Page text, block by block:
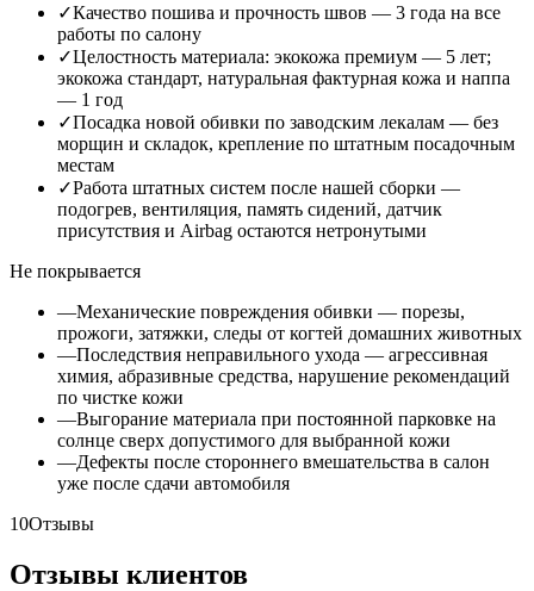
✓Качество пошива и прочность швов — 3 года на все
работы по салону
✓Целостность материала: экокожа премиум — 5 лет;
экокожа стандарт, натуральная фактурная кожа и наппа
— 1 год
✓Посадка новой обивки по заводским лекалам — без
морщин и складок, крепление по штатным посадочным
местам
✓Работа штатных систем после нашей сборки —
подогрев, вентиляция, память сидений, датчик
присутствия и Airbag остаются нетронутыми
Не покрывается
—Механические повреждения обивки — порезы,
прожоги, затяжки, следы от когтей домашних животных
—Последствия неправильного ухода — агрессивная
химия, абразивные средства, нарушение рекомендаций
по чистке кожи
—Выгорание материала при постоянной парковке на
солнце сверх допустимого для выбранной кожи
—Дефекты после стороннего вмешательства в салон
уже после сдачи автомобиля
10Отзывы
Отзывы клиентов